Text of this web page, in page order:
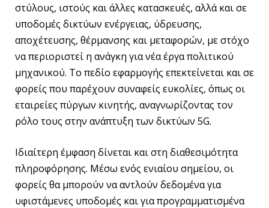
στύλους, ιστούς και άλλες κατασκευές, αλλά και σε
υποδομές δικτύων ενέργειας, ύδρευσης,
αποχέτευσης, θέρμανσης και μεταφορών, με στόχο
να περιοριστεί η ανάγκη για νέα έργα πολιτικού
μηχανικού. Το πεδίο εφαρμογής επεκτείνεται και σε
φορείς που παρέχουν συναφείς ευκολίες, όπως οι
εταιρείες πύργων κινητής, αναγνωρίζοντας τον
ρόλο τους στην ανάπτυξη των δικτύων 5G.
Ιδιαίτερη έμφαση δίνεται και στη διαθεσιμότητα
πληροφόρησης. Μέσω ενός ενιαίου σημείου, οι
φορείς θα μπορούν να αντλούν δεδομένα για
υφιστάμενες υποδομές και για προγραμματισμένα